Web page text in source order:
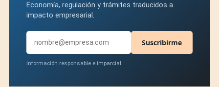
Economía, regulación y trámites traducidos a
impacto empresarial.
Suscribirme
Información responsable e imparcial.